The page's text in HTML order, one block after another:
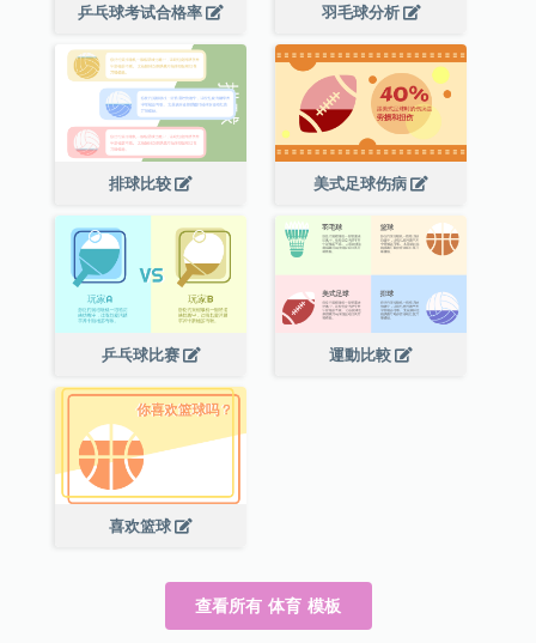
乒乓球考试合格率 羽毛球分析
排球比较 美式足球伤病
乒乓球比赛 運動比較
喜欢篮球
查看所有 体育 模板